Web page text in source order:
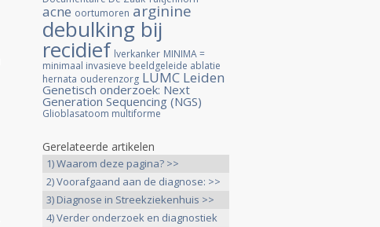
acne oortumoren arginine
debulking bij
recidief lverkanker MINIMA =
minimaal invasieve beeldgeleide ablatie
hernata ouderenzorg LUMC Leiden
Genetisch onderzoek: Next
Generation Sequencing (NGS)
Glioblasatoom multiforme
Gerelateerde artikelen
1) Waarom deze pagina? >>
2) Voorafgaand aan de diagnose: >>
3) Diagnose in Streekziekenhuis >>
4) Verder onderzoek en diagnostiek